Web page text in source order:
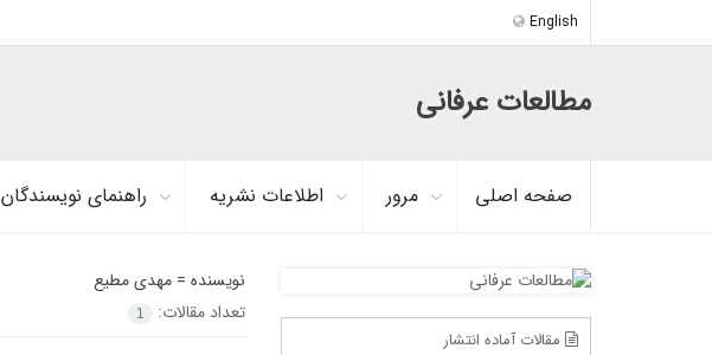
English
مطالعات عرفانی
صفحه اصلی مرور اطلاعات نشریه راهنمای نویسندگان
نویسنده =مهدی مطیع
تعداد مقالات:
1
مقالات آماده انتشار